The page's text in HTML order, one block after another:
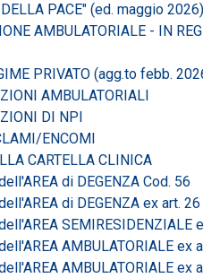
PACE" (ed. maggio 2026)
AMBULATORIALE - IN
PRIVATO (agg.to febb.
AMBULATORIALI
DI NPI
ENCOMI
CARTELLA CLINICA
di DEGENZA Cod. 56
di DEGENZA ex art. 26
SEMIRESIDENZIALE
AMBULATORIALE ex
AMBULATORIALE ex